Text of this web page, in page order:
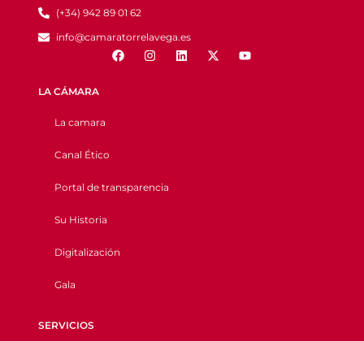
(+34) 942 89 01 62
info@camaratorrelavega.es
LA CÁMARA
La camara
Canal Ético
Portal de transparencia
Su Historia
Digitalización
Gala
SERVICIOS